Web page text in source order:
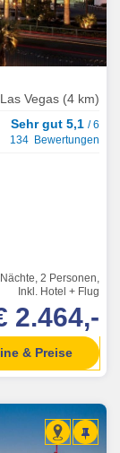
Las Vegas (4 km)
Sehr gut 5,1 / 6
134 Bewertungen
2 Personen,
Inkl. Hotel + Flug
2.464,-
& Preise